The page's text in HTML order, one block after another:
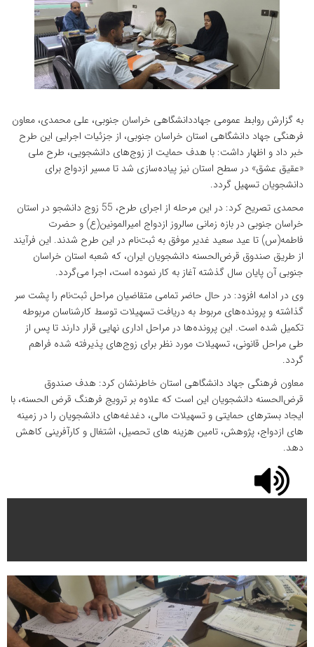
به گزارش روابط عمومی جهاددانشگاهی خراسان جنوبی، علی محمدی، معاون
فرهنگی جهاد دانشگاهی استان خراسان جنوبی، از جزئیات اجرایی این طرح
خبر داد و اظهار داشت: با هدف حمایت از زوج‌های دانشجویی، طرح ملی
«عقیق عشق» در سطح استان نیز پیاده‌سازی شد تا مسیر ازدواج برای
دانشجویان تسهیل گردد.
محمدی تصریح کرد: در این مرحله از اجرای طرح، 55 زوج دانشجو در استان
خراسان جنوبی در بازه زمانی سالروز ازدواج امیرالمونین(ع) و حضرت
فاطمه(س) تا عید سعید غدیر موفق به ثبت‌نام در این طرح شدند. این فرآیند
از طریق صندوق قرض‌الحسنه دانشجویان ایران، که شعبه استان خراسان
جنوبی آن پایان سال گذشته آغاز به کار نموده است، اجرا می‌گردد.
وی در ادامه افزود: در حال حاضر تمامی متقاضیان مراحل ثبت‌نام را پشت سر
گذاشته و پرونده‌های مربوط به دریافت تسهیلات توسط کارشناسان مربوطه
تکمیل شده است. این پرونده‌ها در مراحل اداری نهایی قرار دارند تا پس از
طی مراحل قانونی، تسهیلات مورد نظر برای زوج‌های پذیرفته شده فراهم
گردد.
معاون فرهنگی جهاد دانشگاهی استان خاطرنشان کرد: هدف صندوق
قرض‌الحسنه دانشجویان این است که علاوه بر ترویج فرهنگ قرض الحسنه، با
ایجاد بسترهای حمایتی و تسهیلات مالی، دغدغه‌های دانشجویان را در زمینه
های ازدواج، پژوهش، تامین هزینه های تحصیل، اشتغال و کارآفرینی کاهش
دهد.